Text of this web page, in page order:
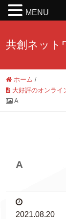
共創ネット
ホーム /
大好評のオンライ
A
A
2021.08.20
MENU